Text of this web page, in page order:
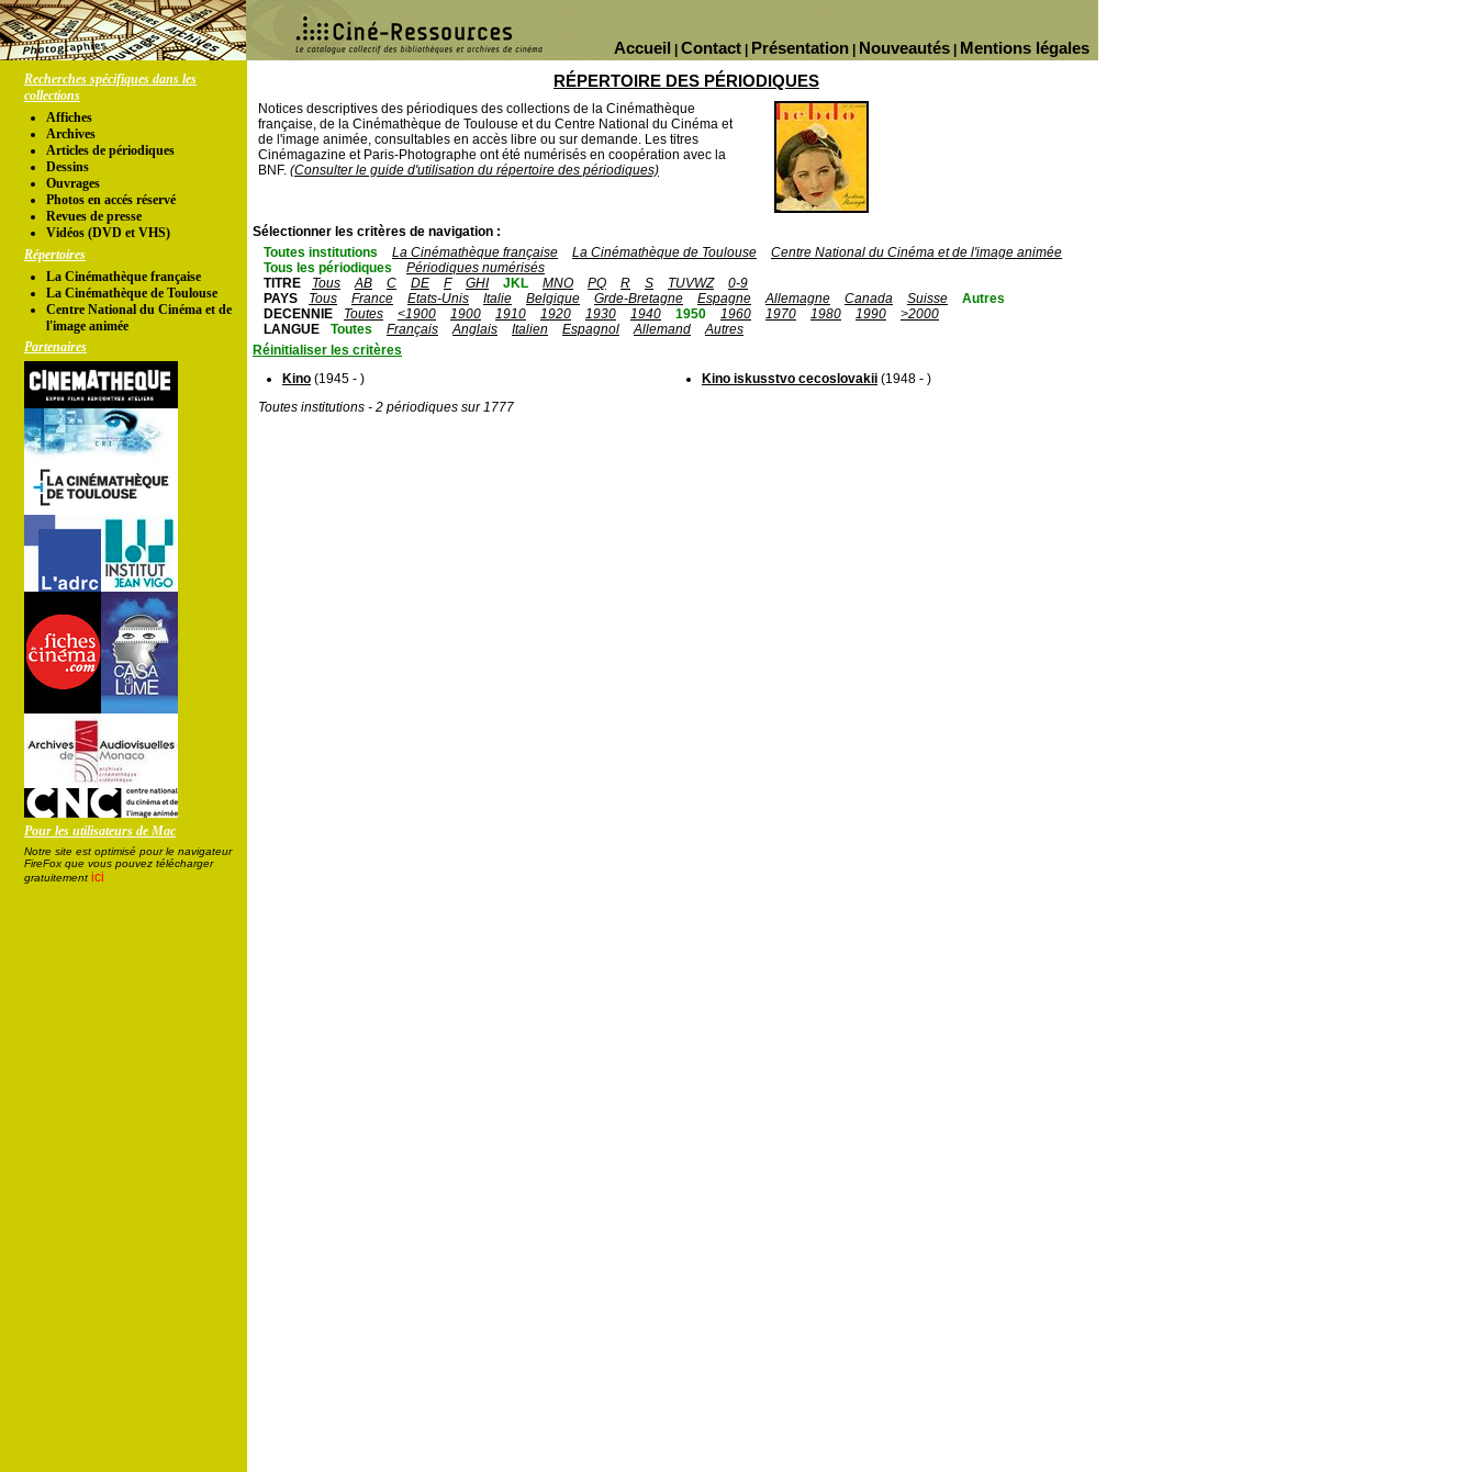
Mentions légales
Nouveautés
Présentation
Contact
Accueil
Recherches spécifiques dans les
collections
Affiches
Archives
Articles de périodiques
Dessins
Ouvrages
Photos en accés réservé
Revues de presse
Vidéos (DVD et VHS)
Répertoires
La Cinémathèque française
La Cinémathèque de Toulouse
Centre National du Cinéma et de
l'image animée
Partenaires
Pour les utilisateurs de Mac
Notre site est optimisé pour le navigateur
FireFox que vous pouvez télécharger
gratuitement ici
RÉPERTOIRE DES PÉRIODIQUES
Notices descriptives des périodiques des collections de la Cinémathèque
française, de la Cinémathèque de Toulouse et du Centre National du Cinéma et
de l'image animée, consultables en accès libre ou sur demande. Les titres
Cinémagazine et Paris-Photographe ont été numérisés en coopération avec la
BNF. (Consulter le guide d'utilisation du répertoire des périodiques)
Sélectionner les critères de navigation :
Toutes institutions
La Cinémathèque française La Cinémathèque de Toulouse
Centre National du Cinéma et de l'image animée
Tous les périodiques
Périodiques numérisés
TITRE
Tous AB C DE F GHI JKL MNO PQ R S TUVWZ
0-9
PAYS
Tous France Etats-Unis Italie Belgique Grde-Bretagne Espagne Allemagne Canada Suisse
Autres
DECENNIE
Toutes <1900 1900 1910 1920 1930 1940 1950 1960 1970 1980 1990
>2000
LANGUE
Toutes Français Anglais Italien Espagnol Allemand
Autres
Réinitialiser les critères
Kino (1945 - ) Kino iskusstvo cecoslovakii (1948 - )
Toutes institutions - 2 périodiques sur 1777